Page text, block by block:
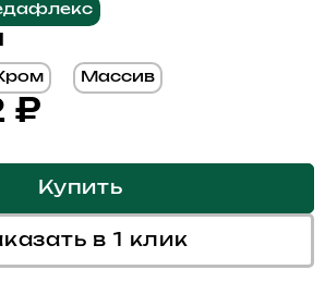
Массив
₽
Купить
в 1 клик